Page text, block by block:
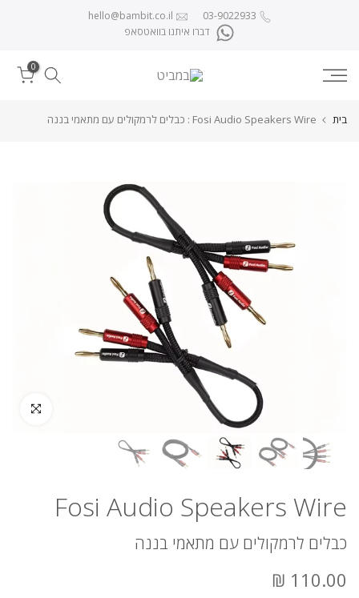
03-9022933
hello@bambit.co.il
דברו איתנו בוואטסאפ
0
בית Fosi Audio Speakers Wire : כבלים לרמקולים עם מתאמי בננה
לחץ להגדלה
Fosi Audio Speakers Wire
כבלים לרמקולים עם מתאמי בננה
110.00 ₪